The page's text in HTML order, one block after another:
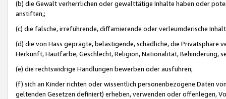
(b) die Gewalt verherrlichen oder gewalttätige Inhalte haben oder
anstiften,;
(c) die falsche, irreführende, diffamierende oder verleumderische
(d) die von Hass geprägte, belästigende, schädliche, die Privatsphäre
Herkunft, Hautfarbe, Geschlecht, Religion, Nationalität, Behinderung,
(e) die rechtswidrige Handlungen bewerben oder ausführen;
(f) sich an Kinder richten oder wissentlich personenbezogene Daten
geltenden Gesetzen definiert) erheben, verwenden oder offenlegen,